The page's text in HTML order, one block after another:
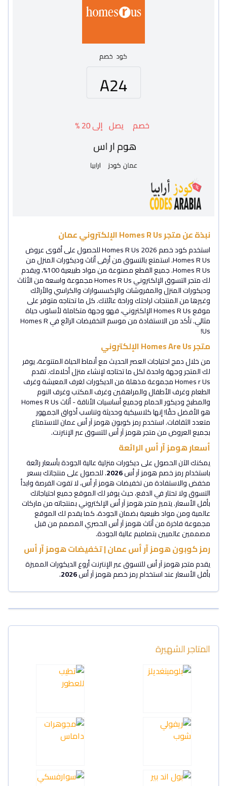
نبذة عن متجر Homes R Us الإلكتروني عمان
استخدم كود خصم Homes R Us 2026 للحصول على أقوى عروض
Homes R Us. استمتع بالتسوق من أرقى أثاث وديكورات المنزل من
Homes R Us. جميع القطع مصنوعة من مواد طبيعية 100%، ويقدم
لك متجر التسوق الإلكتروني Homes R Us مجموعة واسعة من الأثاث
وديكورات المنزل والمفروشات والإكسسوارات والكراسي والأرائك
وغيرها من المنتجات لراحتك وراحة عائلتك. كل ما تحتاجه متوفر على
موقع Homes R Us الإلكتروني، فهو وجهة متكاملة لأسلوب حياة
مثالي. تأكد من الاستفادة من موسم التخفيضات الرائع في Homes R
Us!
متجر Homes Are Us الإلكتروني
من خلال دمج احتياجات العصر الحديث مع أنماط الحياة المتنوعة، يوفر
لك المتجر وجهة واحدة لكل ما تحتاجه لإنشاء منزل أحلامك. تقدم
Homes r Us مجموعة مذهلة من الديكورات لغرف المعيشة وغرف
الطعام وغرف الأطفال والمراهقين وغرف المكتب وغرف النوم
والمطبخ وديكور الحمام وجميع أساسيات الأناقة - أثاث Homes R Us
هو الأفضل حقًا! إنها كلاسيكية وحديثة وتناسب أذواق الجمهور
متعدد الثقافات. استخدم رمز كوبون هومز آر أس عمان للاستمتاع
بجميع العروض من متجر هومز آر أس للتسوق عبر الإنترنت.
أسعار هومز آر أس الرائعة
يمكنك الآن الحصول على ديكورات منزلية عالية الجودة بأسعار رائعة
باستخدام رمز خصم هومز آر أس2026. للحصول على منتجاتك بسعر
مخفض والاستفادة من تخفيضات هومز آر أس، لا تفوت الفرصة وابدأ
التسوق ولا تحتار في الدفع، حيث يوفر لك الموقع جميع احتياجاتك
بأقل الأسعار. يتميز متجر هومز آر أس الإلكتروني بمنتجاته من ماركات
عالمية ومن مواد طبيعية بضمان الجودة، كما يقدم لك الموقع
مجموعة فاخرة من أثاث هومز آر أس الحصري المصمم من قبل
مصممين عالميين بتصاميم عالية الجودة.
رمز كوبون هومز آر أس عمان | تخفيضات هومز آر أس
يقدم متجر هومز آر أس للتسوق عبر الإنترنت أروع الديكورات المميزة
بأقل الأسعار عند استخدام رمز خصم هومز آر أس2026
.
المتاجر الشهيرة